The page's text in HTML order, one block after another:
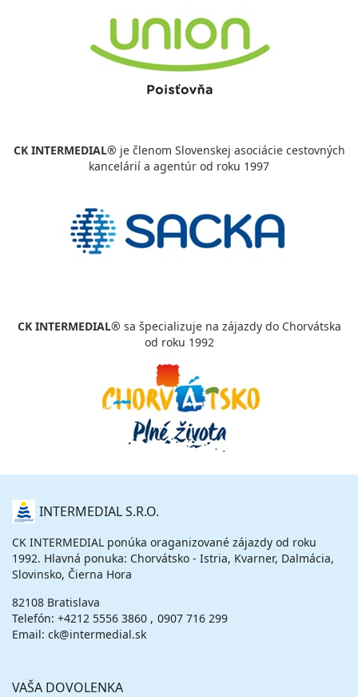
CK INTERMEDIAL® je členom Slovenskej asociácie cestovných
kancelárií a agentúr od roku 1997
CK INTERMEDIAL® sa špecializuje na zájazdy do Chorvátska
od roku 1992
O
NÁS INTERMEDIAL S.R.O.
CK INTERMEDIAL ponúka oraganizované zájazdy od roku
1992. Hlavná ponuka: Chorvátsko - Istria, Kvarner, Dalmácia,
Slovinsko, Čierna Hora
82108 Bratislava
Telefón: +4212 5556 3860
0907 716 299
Email: ck@intermedial.sk
VAŠA DOVOLENKA